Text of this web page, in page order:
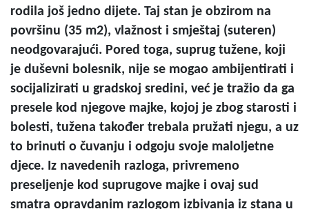
rodila još jedno dijete. Taj stan je obzirom na
površinu (35 m2), vlažnost i smještaj (suteren)
neodgovarajući. Pored toga, suprug tužene, koji
je duševni bolesnik, nije se mogao ambijentirati i
socijalizirati u gradskoj sredini, već je tražio da ga
presele kod njegove majke, kojoj je zbog starosti i
bolesti, tužena također trebala pružati njegu, a uz
to brinuti o čuvanju i odgoju svoje maloljetne
djece. Iz navedenih razloga, privremeno
preseljenje kod suprugove majke i ovaj sud
smatra opravdanim razlogom izbivanja iz stana u